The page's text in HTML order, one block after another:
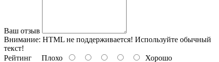
Ваш отзыв
Внимание: HTML не поддерживается! Используйте обычный
текст!
Рейтинг Плохо Хорошо